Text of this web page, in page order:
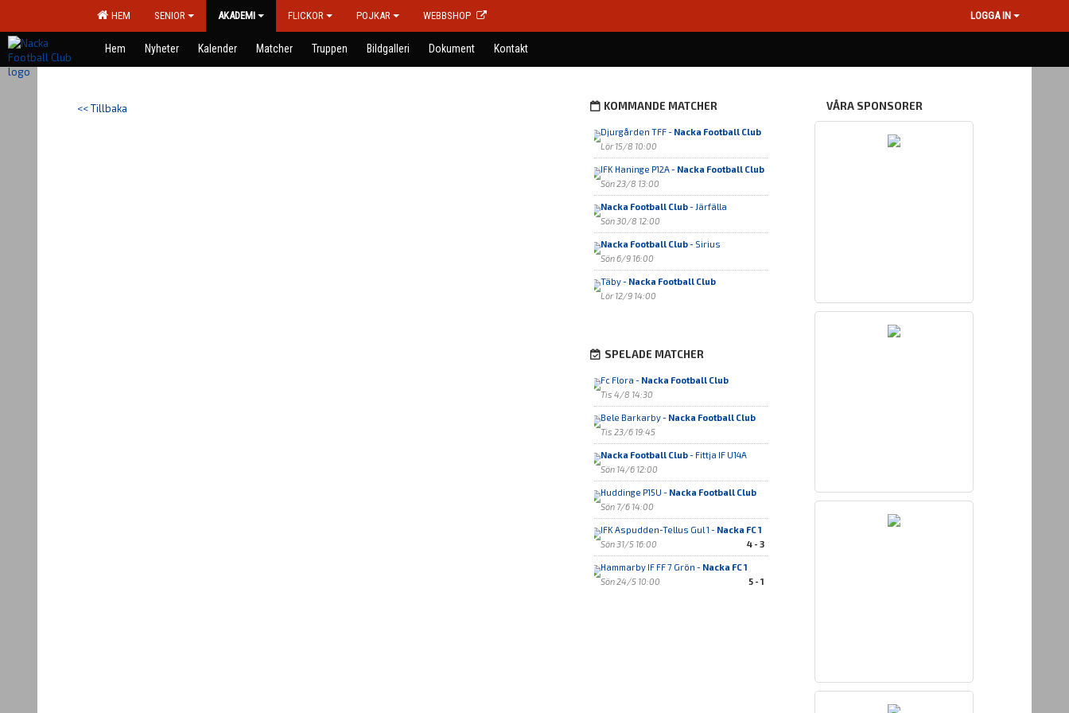
HEM SENIOR AKADEMI FLICKOR POJKAR WEBBSHOP LOGGA IN
Hem Nyheter Kalender Matcher Truppen Bildgalleri Dokument Kontakt
<< Tillbaka KOMMANDE MATCHER
Djurgården TFF - Nacka Football Club
Lör 15/8 10:00
IFK Haninge P12A - Nacka Football Club
Sön 23/8 13:00
Nacka Football Club- Järfälla
Sön 30/8 12:00
Nacka Football Club- Sirius
Sön 6/9 16:00
Täby - Nacka Football Club
Lör 12/9 14:00
SPELADE MATCHER
Fc Flora - Nacka Football Club
Tis 4/8 14:30
Bele Barkarby - Nacka Football Club
Tis 23/6 19:45
Nacka Football Club- Fittja IF U14A
Sön 14/6 12:00
Huddinge P15U - Nacka Football Club
Sön 7/6 14:00
IFK Aspudden-Tellus Gul 1 - Nacka FC 1
Sön 31/5 16:00
4 - 3
Hammarby IF FF 7 Grön - Nacka FC 1
Sön 24/5 10:00
5 - 1
VÅRA SPONSORER